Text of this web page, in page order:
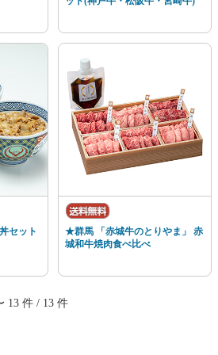
セット
★群馬 「赤城牛のとりやま」 赤
城和牛焼肉食べ比べ
13 件 / 13 件